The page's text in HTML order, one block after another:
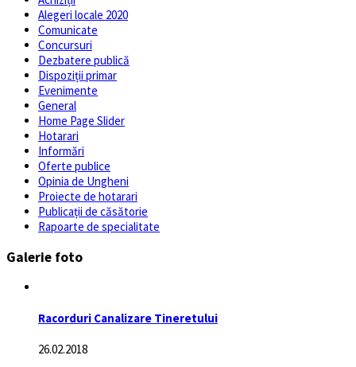
Alegeri locale 2020
Comunicate
Concursuri
Dezbatere publică
Dispoziții primar
Evenimente
General
Home Page Slider
Hotarari
Informări
Oferte publice
Opinia de Ungheni
Proiecte de hotarari
Publicații de căsătorie
Rapoarte de specialitate
Galerie foto
Racorduri Canalizare Tineretului
26.02.2018